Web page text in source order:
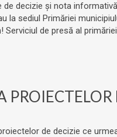
decizie și nota
sediul Primăriei
de presă al
de decizie ce